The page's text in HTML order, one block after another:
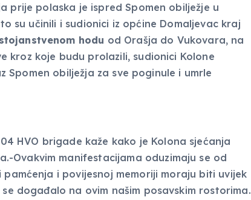
prije polaska je ispred Spomen obilježje u
su učinili i sudionici iz općine Domaljevac kraj
hodu od Orašja do Vukovara, na
kroz koje budu prolazili, sudionici Kolone
Spomen obilježja za sve poginule i umrle
HVO brigade kaže kako je Kolona sjećanja
Ovakvim manifestacijama oduzimaju se od
i povijesnoj memoriji moraju biti uvijek
događalo na ovim našim posavskim rostorima.